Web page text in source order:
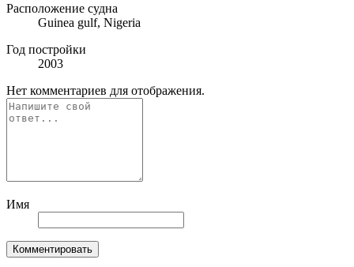
Расположение судна
Guinea gulf, Nigeria
Год постройки
2003
Нет комментариев для отображения.
Имя
Комментировать